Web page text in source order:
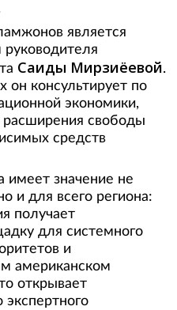
является
Саиды Мирзиёевой.
он консультирует по
экономики,
расширения свободы
средств
имеет значение не
и для всего региона:
получает
для системного
и
американском
открывает